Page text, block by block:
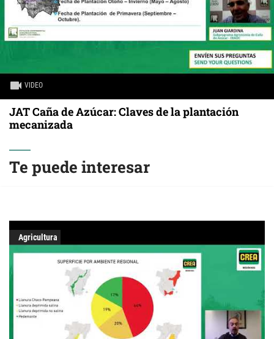
VIDEO
JAT Caña de Azúcar: Claves de la plantación
mecanizada
Te puede interesar
Agricultura